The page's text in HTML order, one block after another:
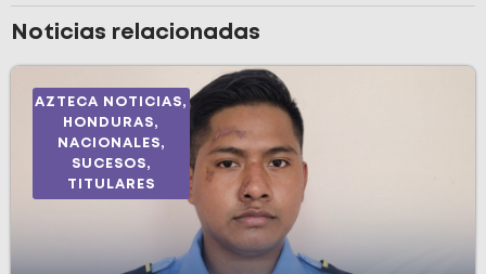
Noticias relacionadas
AZTECA NOTICIAS,
HONDURAS,
NACIONALES,
SUCESOS,
TITULARES